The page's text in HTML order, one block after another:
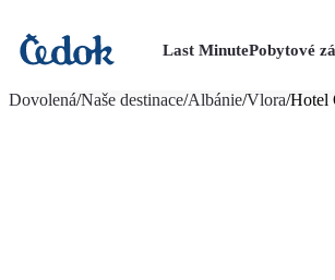
Last MinutePobytové
Dovolená/Naše destinace/Albánie/Vlora/Hotel